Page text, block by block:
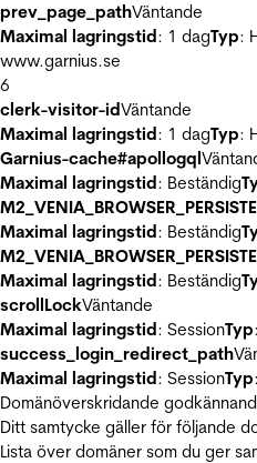
prev_page_pathVäntande
Maximal lagringstid: 1 dagTyp:
www.garnius.se
6
clerk-visitor-idVäntande
Maximal lagringstid: 1 dagTyp:
Garnius-cache#apollogql
Maximal lagringstid: Beständig
Maximal lagringstid: Beständig
Maximal lagringstid: Beständig
scrollLockVäntande
Maximal lagringstid: SessionTyp
success_login_redirect_path
Maximal lagringstid: SessionTyp
Domänöverskridande
Ditt samtycke gäller för följande
Lista över domäner som du ger